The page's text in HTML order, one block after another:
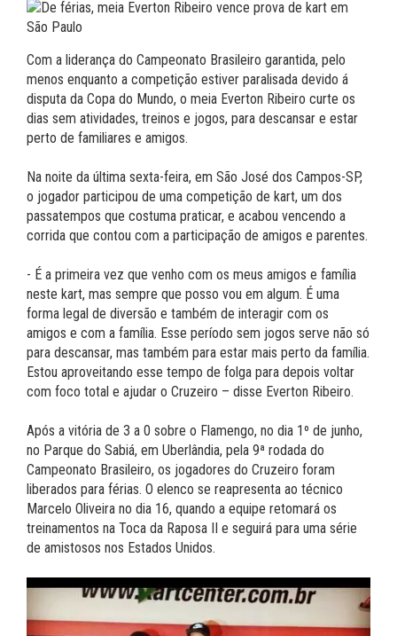
Com a liderança do Campeonato Brasileiro garantida, pelo
menos enquanto a competição estiver paralisada devido á
disputa da Copa do Mundo, o meia Everton Ribeiro curte os
dias sem atividades, treinos e jogos, para descansar e estar
perto de familiares e amigos.
Na noite da última sexta-feira, em São José dos Campos-SP,
o jogador participou de uma competição de kart, um dos
passatempos que costuma praticar, e acabou vencendo a
corrida que contou com a participação de amigos e parentes.
- É a primeira vez que venho com os meus amigos e família
neste kart, mas sempre que posso vou em algum. É uma
forma legal de diversão e também de interagir com os
amigos e com a família. Esse período sem jogos serve não só
para descansar, mas também para estar mais perto da família.
Estou aproveitando esse tempo de folga para depois voltar
com foco total e ajudar o Cruzeiro – disse Everton Ribeiro.
Após a vitória de 3 a 0 sobre o Flamengo, no dia 1º de junho,
no Parque do Sabiá, em Uberlândia, pela 9ª rodada do
Campeonato Brasileiro, os jogadores do Cruzeiro foram
liberados para férias. O elenco se reapresenta ao técnico
Marcelo Oliveira no dia 16, quando a equipe retomará os
treinamentos na Toca da Raposa II e seguirá para uma série
de amistosos nos Estados Unidos.